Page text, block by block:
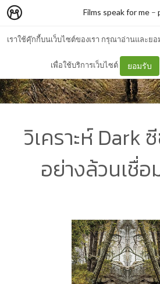
เราใช้คุ๊กกี้บนเว็บไซต์ของเรา กรุณาอ่านและย
เพื่อใช้บริการเว็บไซต์ ยอมรับ
Films speak for me–
วิเคราะห์ Dark
อย่างล้วนเชื่อ